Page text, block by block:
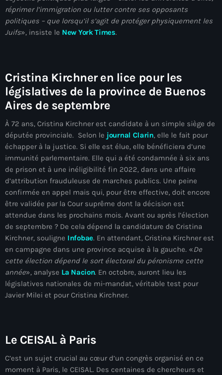
#NouPaKaTannAnkò
#Woyyycolumn
1937 parsley massacre
2024 election
2024 Elections
2024 Paris Olympics
2024 summer olympics
2025 Elections
2026 World Cup Qualifiers
21 Nasyon
34th cohort of the PNH
400 Mawozo
400 Mawozo gang
739 new officers
AAN
Abrite-toi
réprimer l’immigration ou lutter contre ses opposants
politiques – que lorsqu’il s’agit de protéger physiquement les
Juifs», insiste le New York Times.
Cristina Kirchner en lice pour les
législatives de la province de Buenos
Aires de septembre
À 72 ans, Cristina Kirchner est candidate à un simple siège de
députée provinciale. Selon le journal Clarin, elle le fait pour
échapper à la justice. Si elle est élue, elle bénéficiera d’une
immunité parlementaire. Elle qui a été condamnée à six ans
de prison et à une inéligibilité fin 2022, dans une affaire
d’attribution frauduleuse de marches publics. Une peine
confirmée en appel mais qui, pour être effective, doit encore
être validée par la Cour suprême dont la décision est
attendue dans les prochains mois. Avant ou après l’élection
de septembre ? De cela dépend la candidature de Cristina
Kirchner, souligne Infobae. En attendant, Cristina Kirchner est
en campagne dans une province acquise à la gauche. «De
cette élection dépend le sort électoral du péronisme cette
année», analyse La Nacion. En octobre, auront lieu les
législatives nationales de mi-mandat, véritable test pour
Javier Milei et pour Cristina Kirchner.
Le CEISAL à Paris
C’est un sujet crucial au cœur d’un congrès organisé en ce
moment à Paris, le CEISAL. Des centaines de chercheurs et